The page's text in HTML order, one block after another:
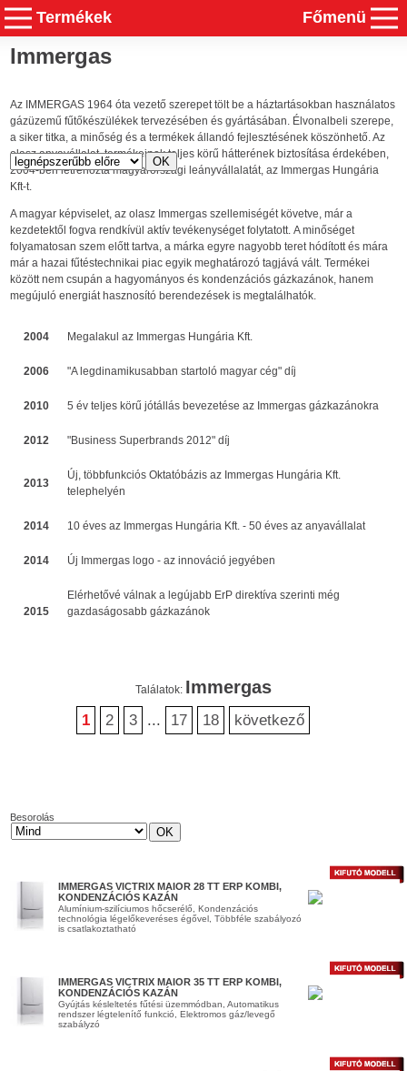
Termékek Főmenü
Immergas
Az IMMERGAS 1964 óta vezető szerepet tölt be a háztartásokban használatos
gázüzemű fűtőkészülékek tervezésében és gyártásában. Élvonalbeli szerepe,
a siker titka, a minőség és a termékek állandó fejlesztésének köszönhető. Az
olasz anyavállalat, termékeinek teljes körű hátterének biztosítása érdekében,
2004-ben létrehozta magyarországi leányvállalatát, az Immergas Hungária
Kft-t.
A magyar képviselet, az olasz Immergas szellemiségét követve, már a
kezdetektől fogva rendkívül aktív tevékenységet folytatott. A minőséget
folyamatosan szem előtt tartva, a márka egyre nagyobb teret hódított és mára
már a hazai fűtéstechnikai piac egyik meghatározó tagjává vált. Termékei
között nem csupán a hagyományos és kondenzációs gázkazánok, hanem
megújuló energiát hasznosító berendezések is megtalálhatók.
2004 Megalakul az Immergas Hungária Kft.
2006 "A legdinamikusabban startoló magyar cég" díj
2010 5 év teljes körű jótállás bevezetése az Immergas gázkazánokra
2012 "Business Superbrands 2012" díj
2013
Új, többfunkciós Oktatóbázis az Immergas Hungária Kft.
telephelyén
2014 10 éves az Immergas Hungária Kft. - 50 éves az anyavállalat
2014 Új Immergas logo - az innováció jegyében
2015
Elérhetővé válnak a legújabb ErP direktíva szerinti még
gazdaságosabb gázkazánok
Találatok: Immergas
1 2 3 ... 17 18 következő
Besorolás
IMMERGAS VICTRIX MAIOR 28 TT ERP KOMBI,
KONDENZÁCIÓS KAZÁN
Alumínium-szilíciumos hőcserélő, Kondenzációs
technológia légelőkeveréses égővel, Többféle szabályozó
is csatlakoztatható
IMMERGAS VICTRIX MAIOR 35 TT ERP KOMBI,
KONDENZÁCIÓS KAZÁN
Gyújtás késleltetés fűtési üzemmódban, Automatikus
rendszer légtelenítő funkció, Elektromos gáz/levegő
szabályzó